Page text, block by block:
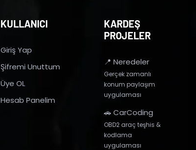
KULLANICI
Giriş Yap
Şifremi Unuttum
Üye OL
Hesab Panelim
KARDEŞ
PROJELER
📍 Neredeler
Gerçek zamanlı
konum paylaşım
uygulaması
🚗 CarCoding
OBD2 araç teşhis &
kodlama
uygulaması